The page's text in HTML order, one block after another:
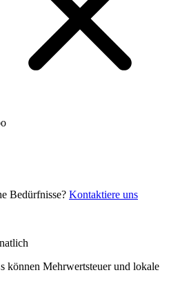
Bedürfnisse? Kontaktiere uns
können Mehrwertsteuer und lokale